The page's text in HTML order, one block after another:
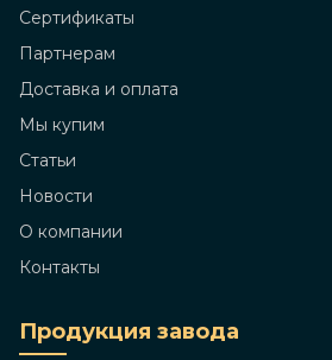
Сертификаты
Партнерам
Доставка и оплата
Мы купим
Статьи
Новости
О компании
Контакты
Продукция завода